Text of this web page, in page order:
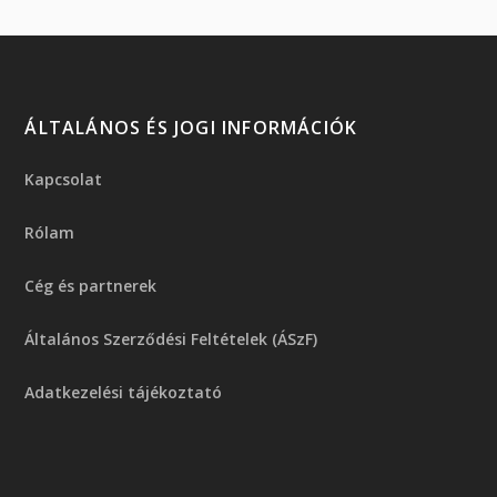
ÁLTALÁNOS ÉS JOGI INFORMÁCIÓK
Kapcsolat
Rólam
Cég és partnerek
Általános Szerződési Feltételek (ÁSzF)
Adatkezelési tájékoztató